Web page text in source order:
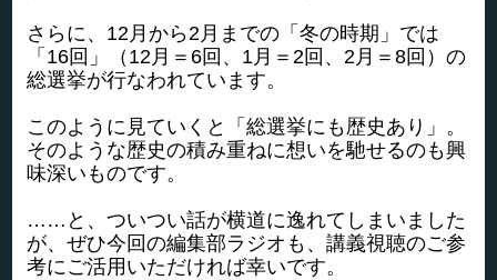
さらに、12月から2月までの「冬の時期」では
「16回」（12月＝6回、1月＝2回、2月＝8回）の
総選挙が行なわれています。
このように見ていくと「総選挙にも歴史あり」。
そのような歴史の積み重ねに想いを馳せるのも興
味深いものです。
……と、ついつい話が横道に逸れてしまいました
が、ぜひ今回の編集部ラジオも、講義視聴のご参
考にご活用いただければ幸いです。